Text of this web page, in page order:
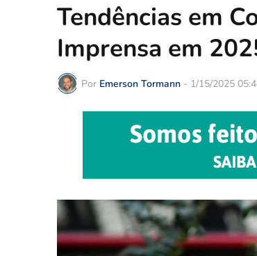
Tendências em
Imprensa em
Por Emerson Tormann - 1/15/2025